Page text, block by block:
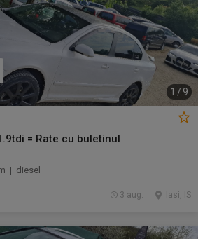
1 / 9
= Rate cu buletinul
| diesel
Iasi, IS
3 aug.